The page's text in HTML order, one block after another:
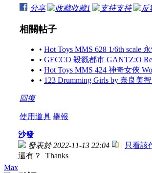
分享 收藏1 支持
相關帖子
• Hot Toys MMS 628 1/6th scale
• GECCO 殺戮都市 GANTZ:O
• Hot Toys MMS 424 神奇女俠
• 123 Drumming Girls by 奈良美
回復
使用道具 舉報
Max
沙發
發表於 2022-11-13 22:04
| 只看該
還有？ Thanks